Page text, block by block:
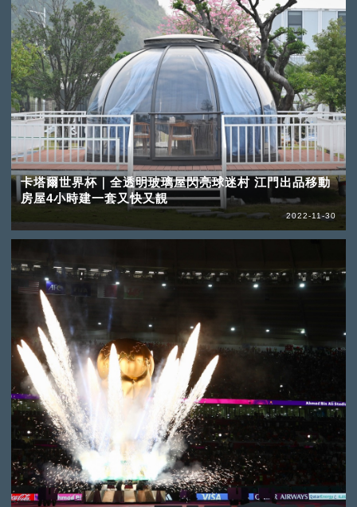
卡塔爾世界杯｜全透明玻璃屋閃亮球迷村 江門出品移動
房屋4小時建一套又快又靚
2022-11-30